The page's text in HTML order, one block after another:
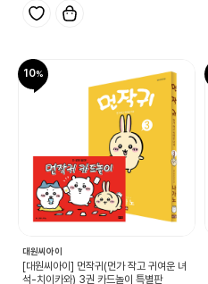
10
대원씨아이
[대원씨아이] 먼작귀(먼가 작고 귀여운 녀
석-치이카와) 3권 카드놀이 특별판